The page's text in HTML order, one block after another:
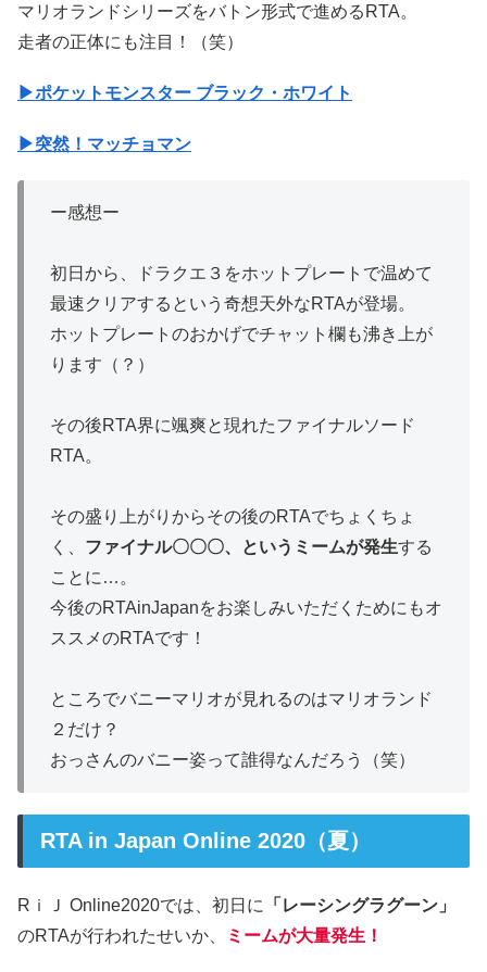
マリオランドシリーズをバトン形式で進めるRTA。
走者の正体にも注目！（笑）
▶ポケットモンスター ブラック・ホワイト
▶突然！マッチョマン
ー感想ー
初日から、ドラクエ３をホットプレートで温めて
最速クリアするという奇想天外なRTAが登場。
ホットプレートのおかげでチャット欄も沸き上が
ります（？）
その後RTA界に颯爽と現れたファイナルソード
RTA。
その盛り上がりからその後のRTAでちょくちょ
く、 ファイナル〇〇〇、というミームが発生する
ことに…。
今後のRTAinJapanをお楽しみいただくためにもオ
ススメのRTAです！
ところでバニーマリオが見れるのはマリオランド
２だけ？
おっさんのバニー姿って誰得なんだろう（笑）
RTA in Japan Online 2020（夏）
RｉＪ Online2020では、初日に
「レーシングラグーン」
のRTAが行われたせいか、
ミームが大量発生！